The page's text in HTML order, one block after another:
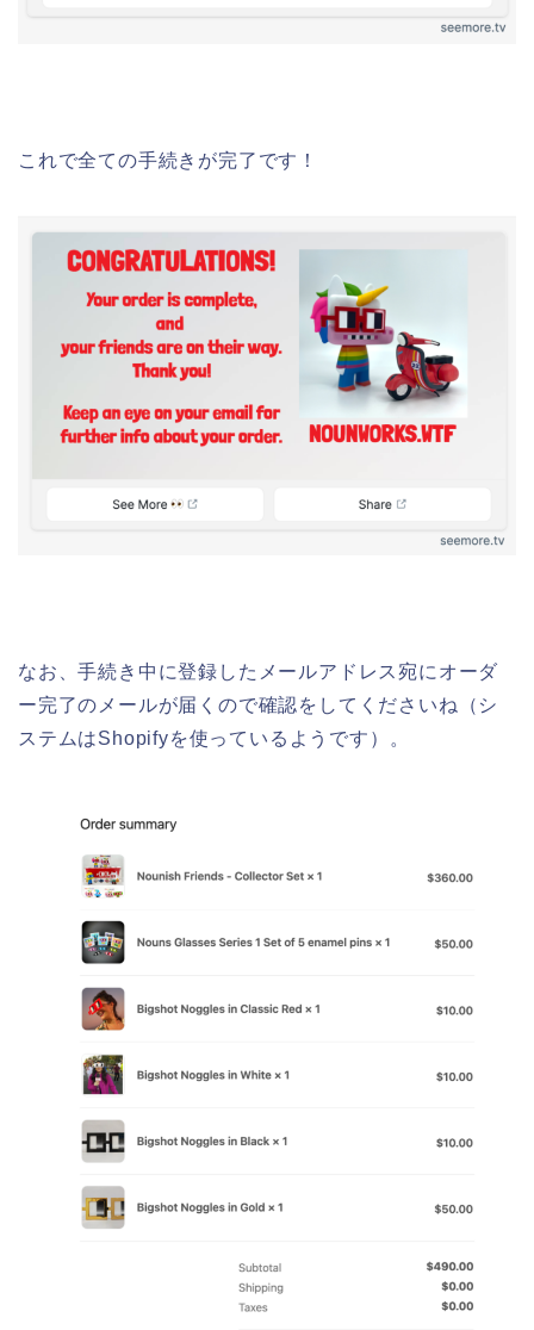
これで全ての手続きが完了です！
なお、手続き中に登録したメールアドレス宛にオーダ
ー完了のメールが届くので確認をしてくださいね（シ
ステムはShopifyを使っているようです）。